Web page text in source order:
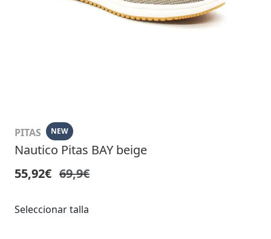
PITAS NEW
Nautico Pitas BAY beige
55,92€ 69,9€
Seleccionar talla